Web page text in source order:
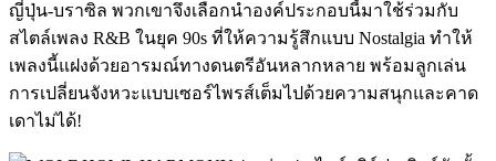
ญี่ปุ่น-บราซิล พวกเขาจึงเลือกนำองค์ประกอบนี้มาใช้ร่วมกับ
สไตล์เพลง R&B ในยุค 90s ที่ให้ความรู้สึกแบบ Nostalgia ทำให้
เพลงนี้แฝงด้วยอารมณ์ทางดนตรีอันหลากหลาย พร้อมลูกเล่น
การเปลี่ยนจังหวะแบบเซอร์ไพรส์เต็มไปด้วยความสนุกและคาด
เดาไม่ได้!